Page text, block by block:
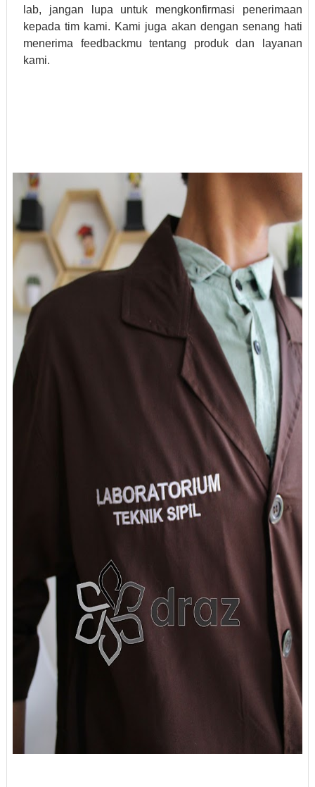
lab, jangan lupa untuk mengkonfirmasi penerimaan
kepada tim kami. Kami juga akan dengan senang hati
menerima feedbackmu tentang produk dan layanan
kami.